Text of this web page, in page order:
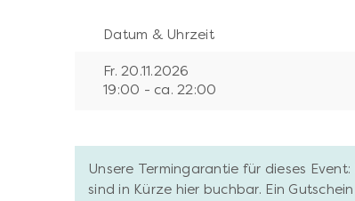
Datum & Uhrzeit
Fr. 20.11.2026
19:00 - ca. 22:00
Unsere Termingarantie für dieses
sind in Kürze hier buchbar. Ein